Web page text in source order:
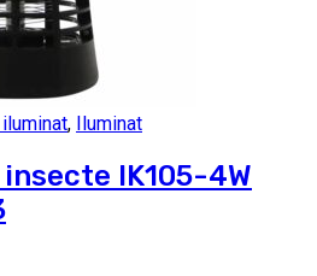
, Iluminat
IK105-4W